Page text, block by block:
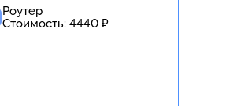
Роутер
Стоимость: 4440 ₽